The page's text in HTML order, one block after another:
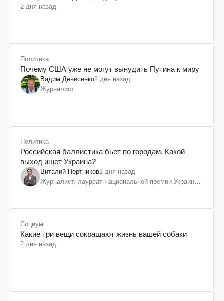
2 дня назад
Политика
Почему США уже не могут вынудить Путина к миру
Вадим Денисенко2 дня назад
Журналист
Политика
Российская баллистика бьет по городам. Какой
выход ищет Украина?
Виталий Портников2 дня назад
Журналист, лауреат Национальной премии Украины
Социум
Какие три вещи сокращают жизнь вашей собаки
2 дня назад